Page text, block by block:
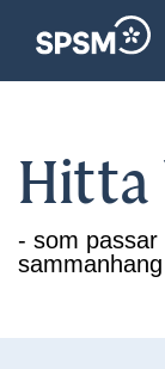
Hitta
- som passar
sammanhang